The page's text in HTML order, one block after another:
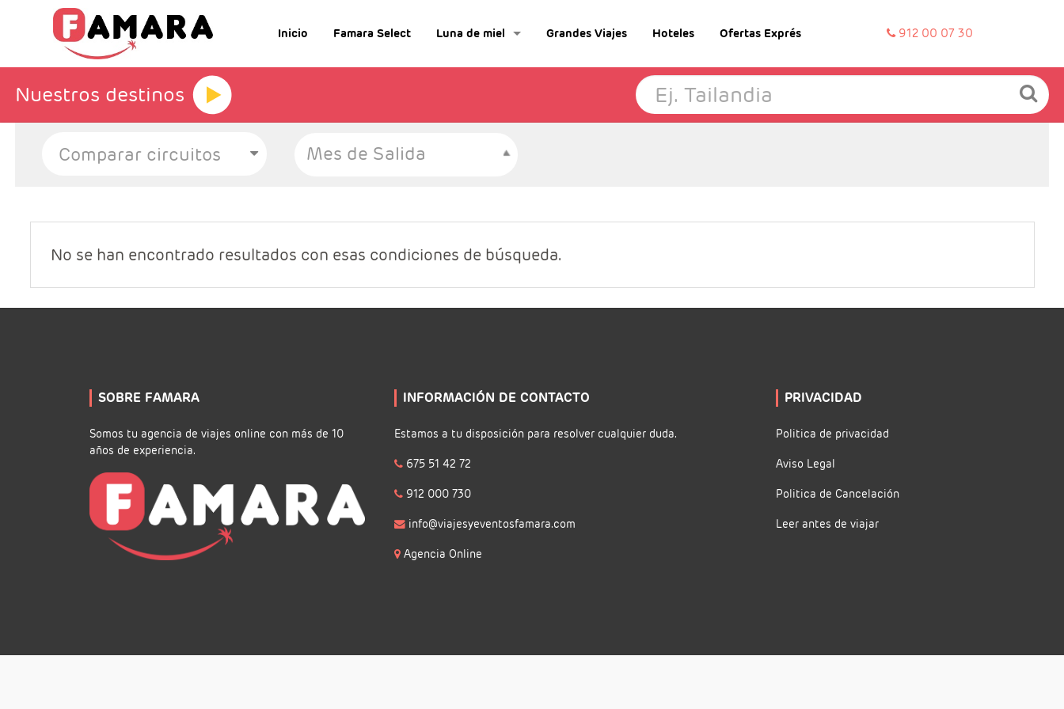
Inicio Famara Select Luna de miel Grandes Viajes Hoteles Ofertas Exprés 912 00 07 30
Nuestros destinos
Mes de Salida
No se han encontrado resultados con esas condiciones de búsqueda.
SOBRE FAMARA
Somos tu agencia de viajes online con más de 10
años de experiencia.
INFORMACIÓN DE CONTACTO
Estamos a tu disposición para resolver cualquier duda.
675 51 42 72
912 000 730
info@viajesyeventosfamara.com
Agencia Online
PRIVACIDAD
Politica de privacidad
Aviso Legal
Politica de Cancelación
Leer antes de viajar